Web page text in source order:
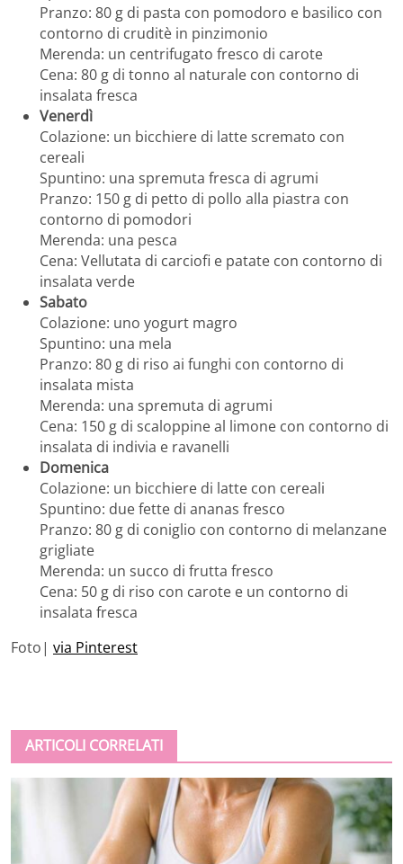
Pranzo: 80 g di pasta con pomodoro e basilico con
contorno di cruditè in pinzimonio
Merenda: un centrifugato fresco di carote
Cena: 80 g di tonno al naturale con contorno di
insalata fresca
Venerdì
Colazione: un bicchiere di latte scremato con
cereali
Spuntino: una spremuta fresca di agrumi
Pranzo: 150 g di petto di pollo alla piastra con
contorno di pomodori
Merenda: una pesca
Cena: Vellutata di carciofi e patate con contorno di
insalata verde
Sabato
Colazione: uno yogurt magro
Spuntino: una mela
Pranzo: 80 g di riso ai funghi con contorno di
insalata mista
Merenda: una spremuta di agrumi
Cena: 150 g di scaloppine al limone con contorno di
insalata di indivia e ravanelli
Domenica
Colazione: un bicchiere di latte con cereali
Spuntino: due fette di ananas fresco
Pranzo: 80 g di coniglio con contorno di melanzane
grigliate
Merenda: un succo di frutta fresco
Cena: 50 g di riso con carote e un contorno di
insalata fresca
Foto| via Pinterest
ARTICOLI CORRELATI